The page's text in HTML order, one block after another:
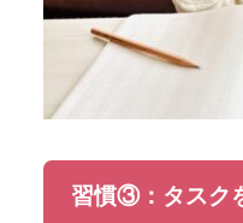
習慣③：タスク